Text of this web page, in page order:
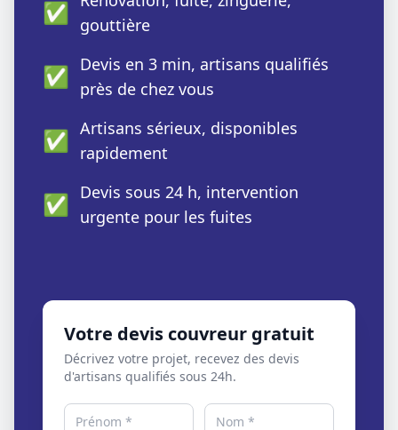
✅ gouttière
✅ Devis en 3 min, artisans qualifiés
près de chez vous
✅ Artisans sérieux, disponibles
rapidement
✅ Devis sous 24 h, intervention
urgente pour les fuites
Votre devis couvreur gratuit
Décrivez votre projet, recevez des devis
d'artisans qualifiés sous 24h.